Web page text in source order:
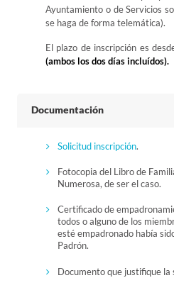
Ayuntamiento o de Servicios
se haga de forma telemática).
El plazo de inscripción es
(ambos los dos días incluídos).
Documentación
Solicitud inscripción.
Fotocopia del Libro de
Numerosa, de ser el caso.
Certificado de
todos o alguno de los
esté empadronado había
Padrón.
Documento que justifique la